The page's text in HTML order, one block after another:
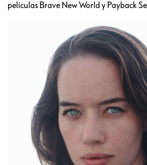
películas Brave New World y Payback